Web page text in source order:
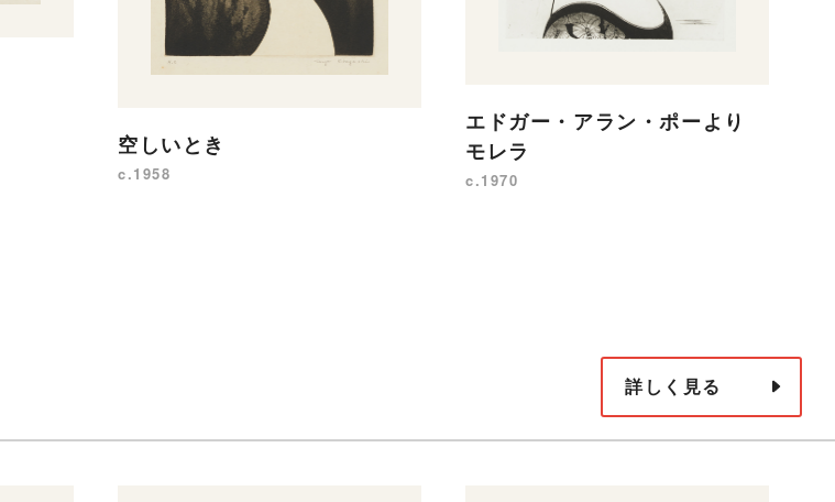
空しいとき
c.1958
エドガー・アラン・ポーより
モレラ
c.1970
詳しく見る